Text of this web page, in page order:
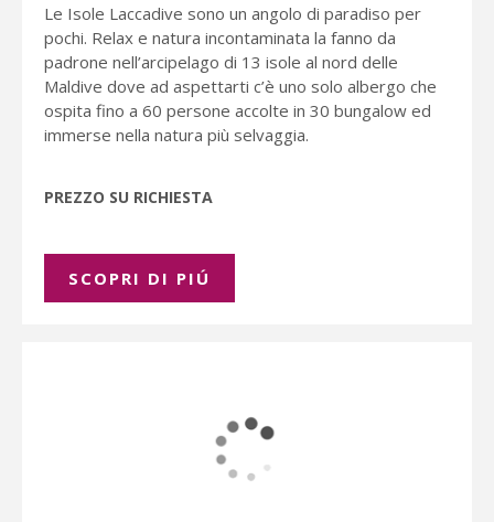
Le Isole Laccadive sono un angolo di paradiso per
pochi. Relax e natura incontaminata la fanno da
padrone nell’arcipelago di 13 isole al nord delle
Maldive dove ad aspettarti c’è uno solo albergo che
ospita fino a 60 persone accolte in 30 bungalow ed
immerse nella natura più selvaggia.
PREZZO SU RICHIESTA
SCOPRI DI PIÚ